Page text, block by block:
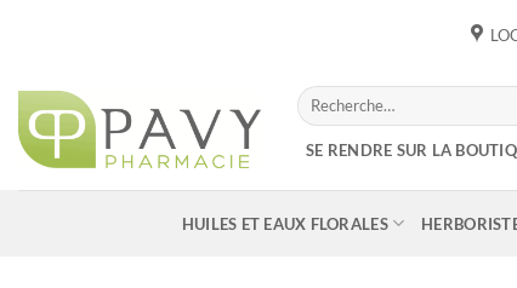
Recherche
pour :
SE RENDRE SUR LA
HUILES ET EAUX FLORALES